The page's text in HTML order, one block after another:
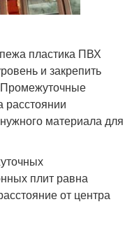
пластика ПВХ
и закрепить
материала для
плит равна
от центра